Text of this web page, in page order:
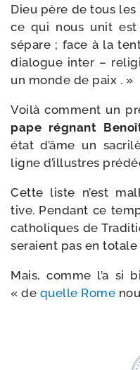
Dieu père de tous
ce qui nous unit
sépare ; face à la
dia­logue inter –
un monde de paix . »
Voilà com­ment un
pape régnant
état d’âme un
ligne d’illustres
Cette liste n’est
tive. Pendant ce
catho­liques de
seraient pas en
Mais, comme l’a si
« de quelle Rome